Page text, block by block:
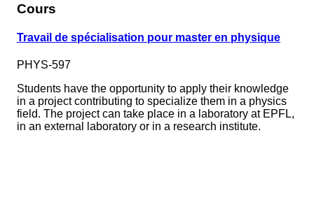
Cours
Travail de spécialisation pour master en physique
PHYS-597
Students have the opportunity to apply their knowledge
in a project contributing to specialize them in a physics
field. The project can take place in a laboratory at EPFL,
in an external laboratory or in a research institute.